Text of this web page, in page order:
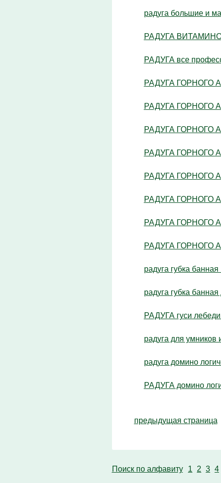
радуга большие и
РАДУГА
РАДУГА все
РАДУГА ГОРНОГО
РАДУГА ГОРНОГО
РАДУГА ГОРНОГО
РАДУГА ГОРНОГО
РАДУГА ГОРНОГО
РАДУГА ГОРНОГО
РАДУГА ГОРНОГО
РАДУГА ГОРНОГО
радуга губка
радуга губка
РАДУГА гуси
радуга для умников
радуга домино
РАДУГА домино
предыдущая страница
Поиск по алфавиту 1 2 3 4